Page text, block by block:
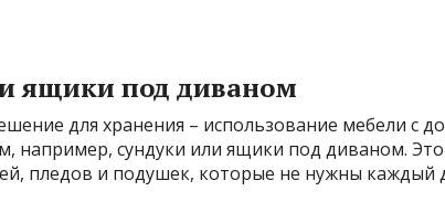
ящики под диваном
для хранения – использование мебели с
например, сундуки или ящики под диваном.
пледов и подушек, которые не нужны